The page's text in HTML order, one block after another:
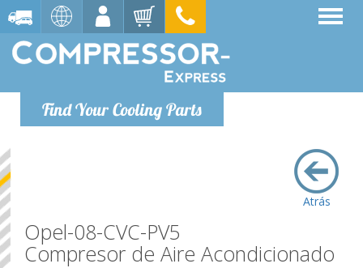
Find Your Cooling Parts
Atrás
Opel-08-CVC-PV5
Compresor de Aire Acondicionado